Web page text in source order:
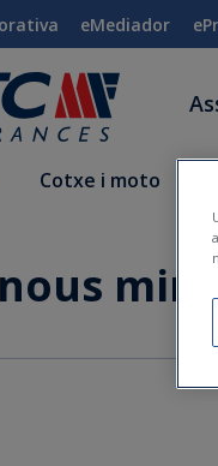
eMediador
Cotxe i moto